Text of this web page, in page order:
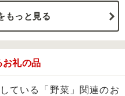
もっと見る
お礼の品
ている「野菜」関連のお